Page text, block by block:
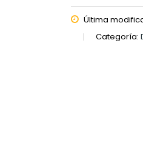
Última
Categoría: